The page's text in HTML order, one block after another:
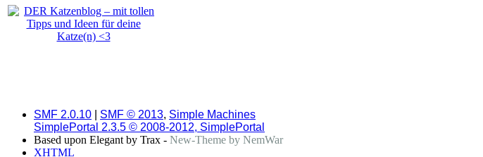
SMF 2.0.10 SMF © 2013, Simple Machines
SimplePortal 2.3.5 © 2008-2012, SimplePortal
Based upon Elegant by Trax - New-Theme by NemWar
XHTML